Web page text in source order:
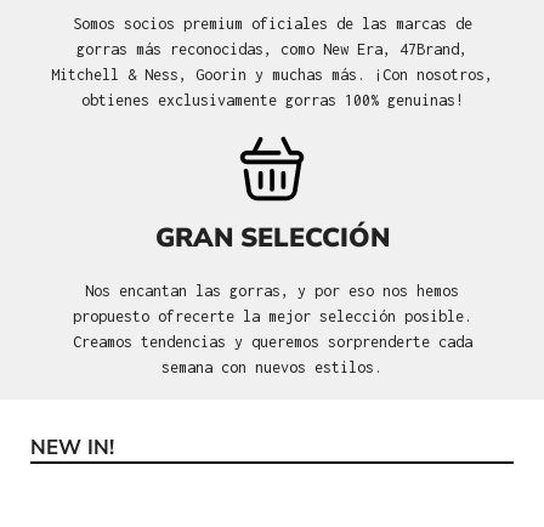
Somos socios premium oficiales de las marcas de
gorras más reconocidas, como New Era, 47Brand,
Mitchell & Ness, Goorin y muchas más. ¡Con nosotros,
obtienes exclusivamente gorras 100% genuinas!
GRAN SELECCIÓN
Nos encantan las gorras, y por eso nos hemos
propuesto ofrecerte la mejor selección posible.
Creamos tendencias y queremos sorprenderte cada
semana con nuevos estilos.
Omitir la galería de productos
NEW IN!